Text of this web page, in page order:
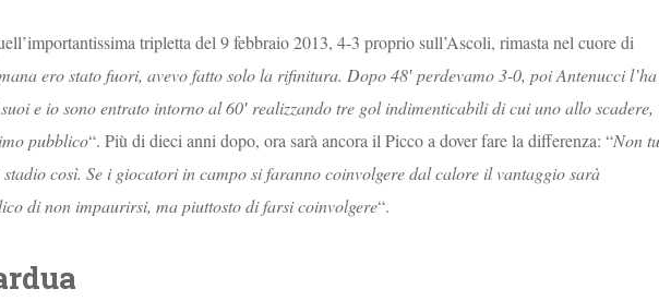
tripletta del 9 febbraio 2013, 4-3 proprio sull’Ascoli, rimasta nel cuore di
ero stato fuori, avevo fatto solo la rifinitura. Dopo 48′ perdevamo 3-0, poi Antenucci l’ha
e io sono entrato intorno al 60′ realizzando tre gol indimenticabili di cui uno allo scadere,
pubblico“. Più di dieci anni dopo, ora sarà ancora il Picco a dover fare la differenza: “Non
così. Se i giocatori in campo si faranno coinvolgere dal calore il vantaggio sarà
di non impaurirsi, ma piuttosto di farsi coinvolgere“.